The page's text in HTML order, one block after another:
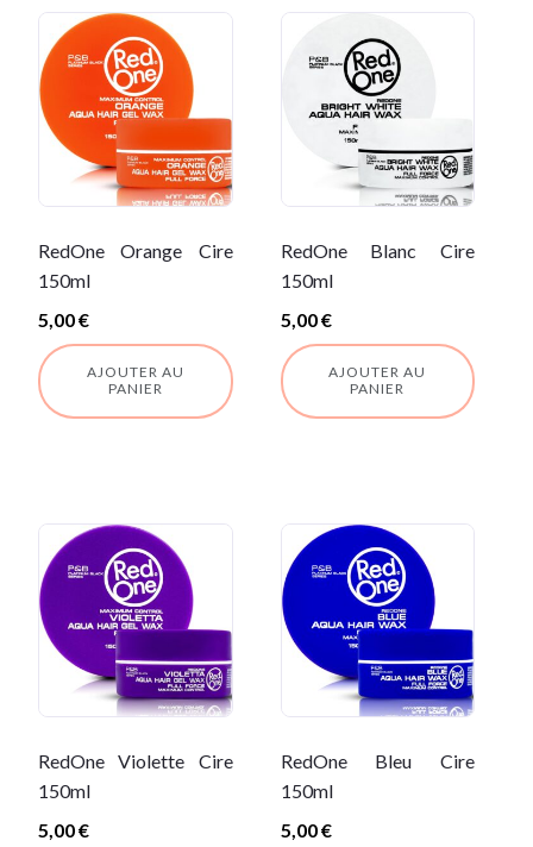
RedOne Orange Cire
150ml
5,00€
AJOUTER AU
PANIER
RedOne Blanc Cire
150ml
5,00€
AJOUTER AU
PANIER
RedOne Violette Cire
150ml
5,00€
RedOne Bleu Cire
150ml
5,00€